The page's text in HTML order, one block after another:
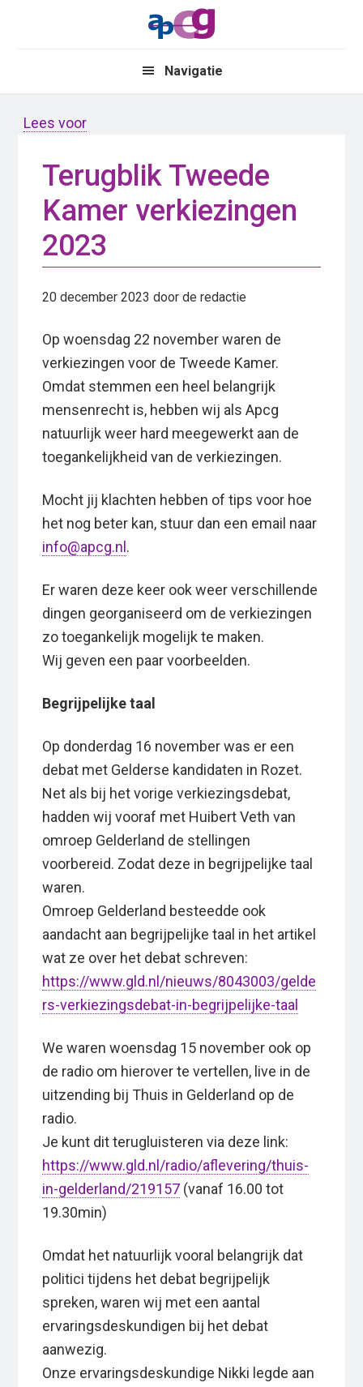
Navigatie
Lees voor
Terugblik Tweede
Kamer verkiezingen
2023
20 december 2023 door de redactie
Op woensdag 22 november waren de
verkiezingen voor de Tweede Kamer.
Omdat stemmen een heel belangrijk
mensenrecht is, hebben wij als Apcg
natuurlijk weer hard meegewerkt aan de
toegankelijkheid van de verkiezingen.
Mocht jij klachten hebben of tips voor hoe
het nog beter kan, stuur dan een email naar
info@apcg.nl .
Er waren deze keer ook weer verschillende
dingen georganiseerd om de verkiezingen
zo toegankelijk mogelijk te maken.
Wij geven een paar voorbeelden.
Begrijpelijke taal
Op donderdag 16 november was er een
debat met Gelderse kandidaten in Rozet.
Net als bij het vorige verkiezingsdebat,
hadden wij vooraf met Huibert Veth van
omroep Gelderland de stellingen
voorbereid. Zodat deze in begrijpelijke taal
waren.
Omroep Gelderland besteedde ook
aandacht aan begrijpelijke taal in het artikel
wat ze over het debat schreven:
https://www.gld.nl/nieuws/8043003/gelde
rs-verkiezingsdebat-in-begrijpelijke-taal
We waren woensdag 15 november ook op
de radio om hierover te vertellen, live in de
uitzending bij Thuis in Gelderland op de
radio.
Je kunt dit terugluisteren via deze link:
https://www.gld.nl/radio/aflevering/thuis-
in-gelderland/219157 (vanaf 16.00 tot
19.30min)
Omdat het natuurlijk vooral belangrijk dat
politici tijdens het debat begrijpelijk
spreken, waren wij met een aantal
ervaringsdeskundigen bij het debat
aanwezig.
Onze ervaringsdeskundige Nikki legde aan